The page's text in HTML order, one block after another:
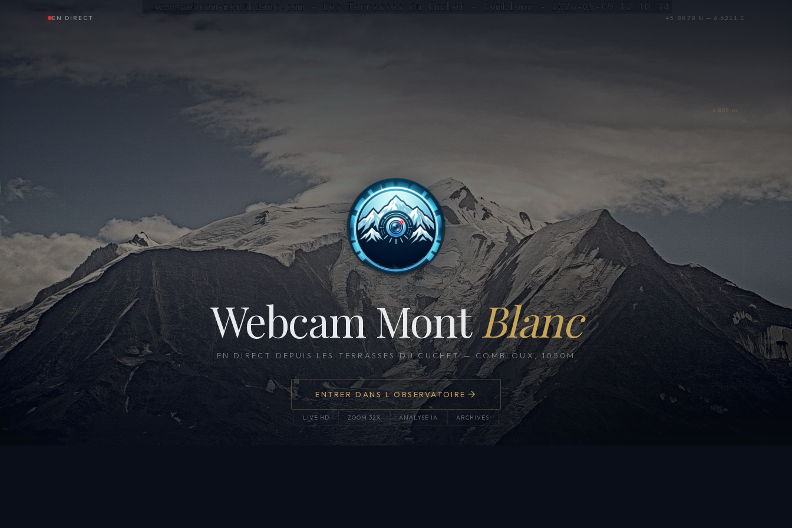
EN DIRECT 45.8878 N — 6.6211 E
Webcam MontBlanc
EN DIRECT DEPUIS LES TERRASSES DU CUCHET— COMBLOUX, 1050M
ENTRER DANS L'OBSERVATOIRE
LIVE HD ZOOM 32X ANALYSE IA ARCHIVES